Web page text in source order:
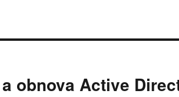
obnova Active